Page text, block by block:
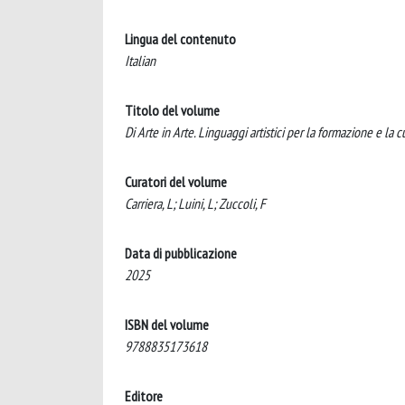
Lingua del contenuto
Italian
Titolo del volume
Di Arte in Arte. Linguaggi artistici per la formazione e la
Curatori del volume
Carriera, L; Luini, L; Zuccoli, F
Data di pubblicazione
2025
ISBN del volume
9788835173618
Editore